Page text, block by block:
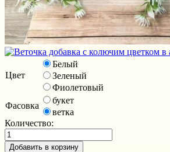
Цвет
Белый
Зеленый
Фиолетовый
Фасовка
букет
ветка
Количество:
Добавить в корзину